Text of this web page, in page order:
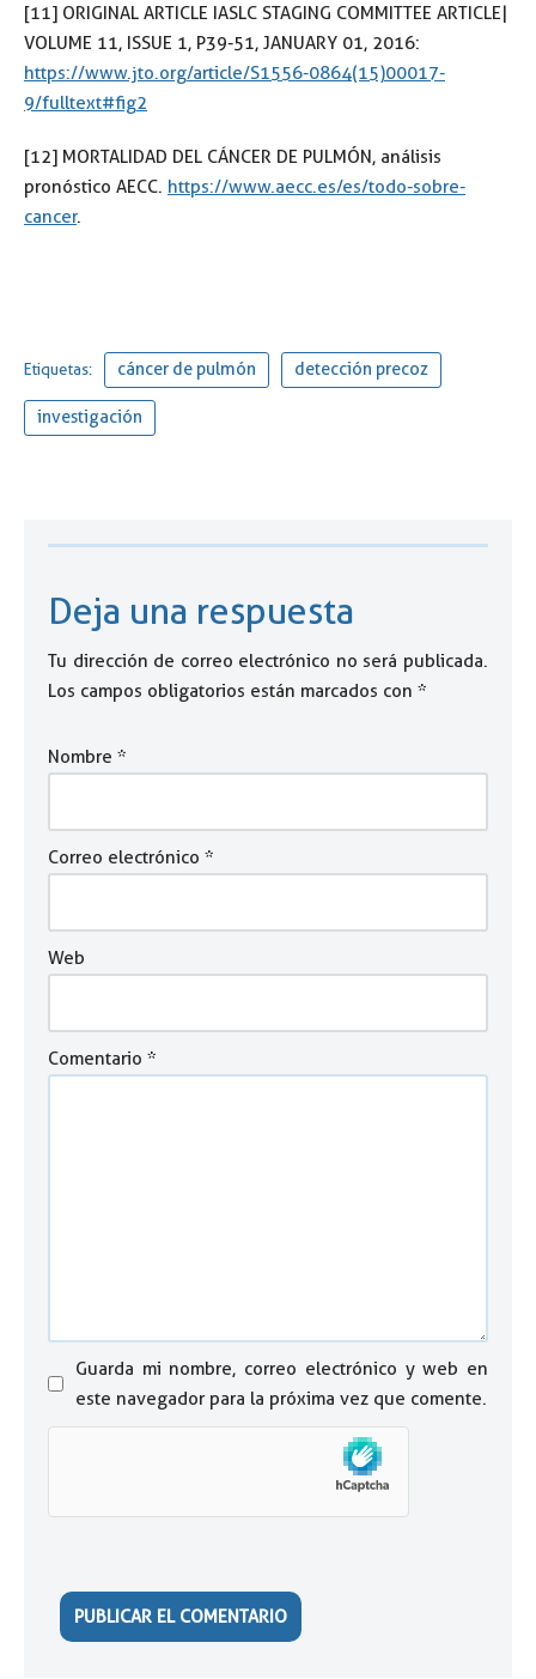
[11] ORIGINAL ARTICLE IASLC STAGING COMMITTEE ARTICLE|
VOLUME 11, ISSUE 1, P39-51, JANUARY 01, 2016:
https://www.jto.org/article/S1556-0864(15)00017-
9/fulltext#fig2
[12] MORTALIDAD DEL CÁNCER DE PULMÓN, análisis
pronóstico AECC. https://www.aecc.es/es/todo-sobre-
cancer.
Etiquetas: cáncer de pulmón detección precoz
investigación
Deja una respuesta
Tu dirección de correo electrónico no será publicada.
Los campos obligatorios están marcados con *
Nombre *
Correo electrónico *
Web
Comentario *
Guarda mi nombre, correo electrónico y web en
este navegador para la próxima vez que comente.